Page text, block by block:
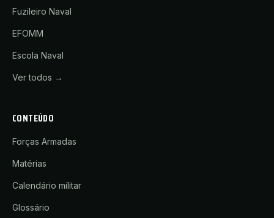
Fuzileiro Naval
EFOMM
Escola Naval
Ver todos →
CONTEÚDO
Forças Armadas
Matérias
Calendário militar
Glossário